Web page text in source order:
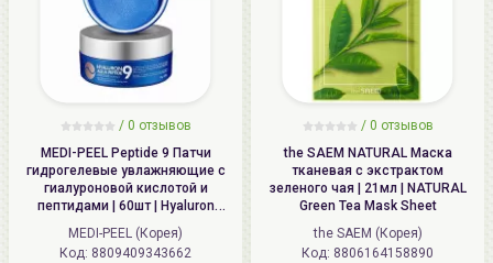
/ 0 отзывов
MEDI-PEEL Peptide 9 Патчи
гидрогелевые увлажняющие с
гиалуроновой кислотой и
пептидами | 60шт | Hyaluron
Aqua Peptide 9 Ampoule Eye
Patch
MEDI-PEEL (Корея)
Код: 8809409343662
/ 0 отзывов
the SAEM NATURAL Маска
тканевая с экстрактом
зеленого чая | 21мл | NATURAL
Green Tea Mask Sheet
the SAEM (Корея)
Код: 8806164158890